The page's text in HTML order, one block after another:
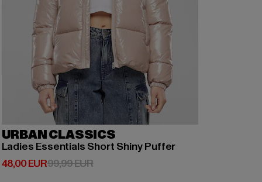
URBAN CLASSICS
Ladies Essentials Short Shiny Puffer
48,00 EUR
Derzeitiger Preis: 48,00 EUR
99,99 EURAktionspreis: 99,99 EUR